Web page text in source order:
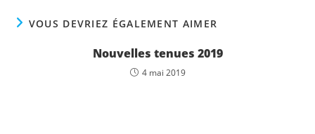
VOUS DEVRIEZ ÉGALEMENT AIMER
Nouvelles tenues 2019
4 mai 2019